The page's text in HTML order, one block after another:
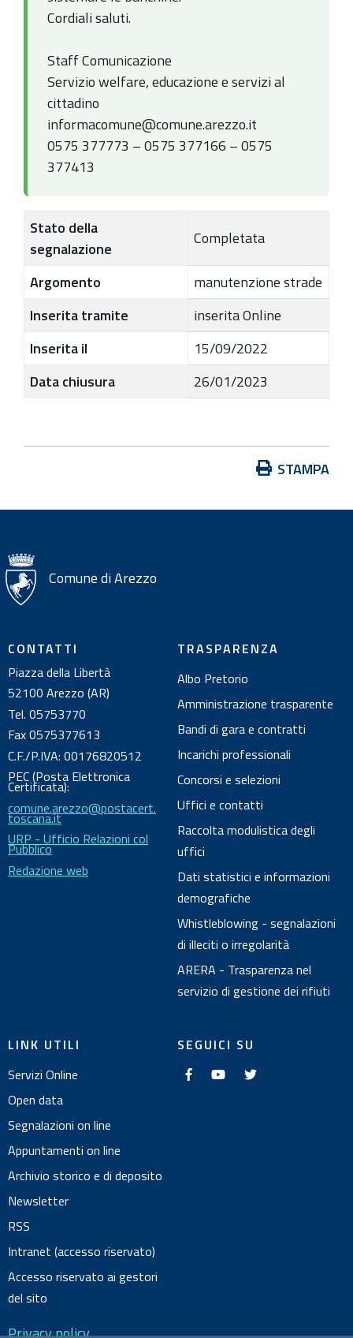
Cordiali saluti.
Staff Comunicazione
Servizio welfare, educazione e servizi al
cittadino
informacomune@comune.arezzo.it
0575 377773 – 0575 377166 – 0575
377413
Stato della
segnalazione
Completata
Argomento
manutenzione strade
Inserita tramite
inserita Online
Inserita il
15/09/2022
Data chiusura
26/01/2023
i
n
i
s
d
o
c
u
m
e
n
t
o
STAMPA
Comune di Arezzo
CONTATTI
Piazza della Libertà
52100 Arezzo (AR)
Tel. 05753770
Fax 0575377613
C.F./P.IVA: 00176820512
PEC (Posta Elettronica
Certificata):
comune.arezzo@postacert.
toscana.it
URP - Ufficio Relazioni col
Pubblico
Redazione web
TRASPARENZA
Albo Pretorio
Amministrazione trasparente
Bandi di gara e contratti
Incarichi professionali
Concorsi e selezioni
Uffici e contatti
Raccolta modulistica degli
uffici
Dati statistici e informazioni
demografiche
Whistleblowing - segnalazioni
di illeciti o irregolarità
ARERA - Trasparenza nel
servizio di gestione dei rifiuti
LINK UTILI
Servizi Online
Open data
Segnalazioni on line
Appuntamenti on line
Archivio storico e di deposito
Newsletter
RSS
Intranet (accesso riservato)
Accesso riservato ai gestori
del sito
SEGUICI SU
t
w
Privacy policy